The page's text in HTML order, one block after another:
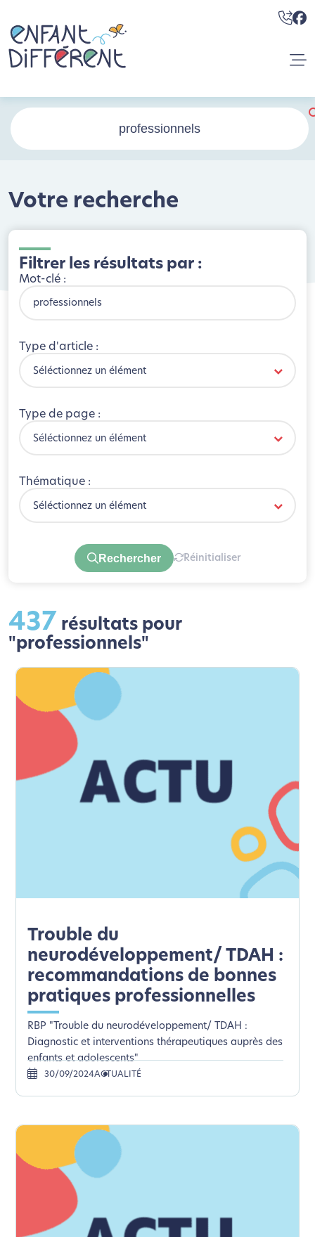
Votre recherche
Filtrer les résultats par :
Mot-clé :
Type d'article :
Séléctionnez un élément
Type de page :
Séléctionnez un élément
Thématique :
Séléctionnez un élément
Rechercher Réinitialiser
437 résultats pour
"professionnels"
Trouble du
neurodéveloppement/ TDAH :
recommandations de bonnes
pratiques professionnelles
RBP "Trouble du neurodéveloppement/ TDAH :
Diagnostic et interventions thérapeutiques auprès des
enfants et adolescents"
30/09/2024ACTUALITÉ